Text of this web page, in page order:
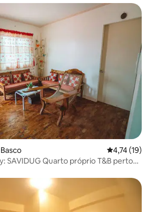
4,74 de uma
4,74 (19)
SAVIDUG Quarto próprio T&B perto